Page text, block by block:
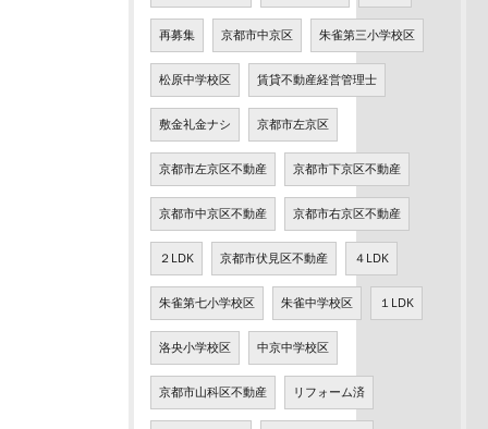
再募集 京都市中京区 朱雀第三小学校区
松原中学校区 賃貸不動産経営管理士
敷金礼金ナシ 京都市左京区
京都市左京区不動産 京都市下京区不動産
京都市中京区不動産 京都市右京区不動産
２LDK 京都市伏見区不動産 ４LDK
朱雀第七小学校区 朱雀中学校区 １LDK
洛央小学校区 中京中学校区
京都市山科区不動産 リフォーム済